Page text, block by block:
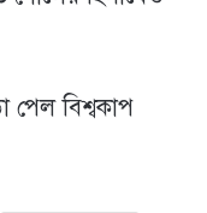
পেল বিশ্বকাপ